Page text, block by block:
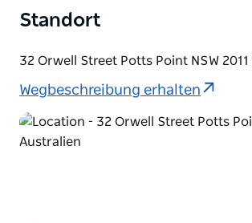
Gäste, während der größere Raum
Stehveranstaltungen aufnehmen
Standort
32 Orwell Street Potts Point NSW
Wegbeschreibung erhalten